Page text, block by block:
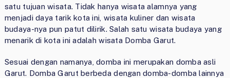
satu tujuan wisata. Tidak hanya wisata alamnya yang
menjadi daya tarik kota ini, wisata kuliner dan wisata
budaya-nya pun patut dilirik. Salah satu wisata budaya yang
menarik di kota ini adalah wisata Domba Garut.
Sesuai dengan namanya, domba ini merupakan domba asli
Garut. Domba Garut berbeda dengan domba-domba lainnya